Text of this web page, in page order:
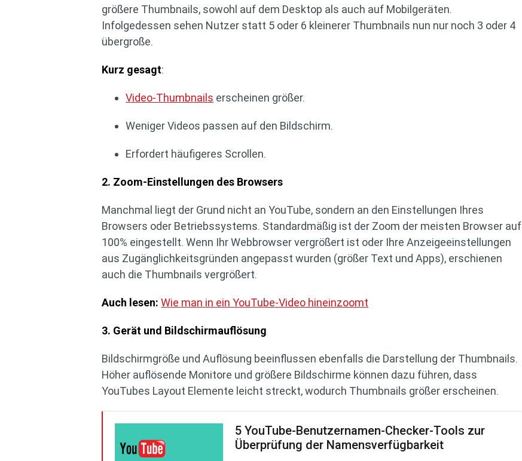
größere Thumbnails, sowohl auf dem Desktop als auch auf Mobilgeräten.
Infolgedessen sehen Nutzer statt 5 oder 6 kleinerer Thumbnails nun nur noch 3 oder 4
übergroße.
Kurz gesagt:
Video-Thumbnails erscheinen größer.
Weniger Videos passen auf den Bildschirm.
Erfordert häufigeres Scrollen.
2. Zoom-Einstellungen des Browsers
Manchmal liegt der Grund nicht an YouTube, sondern an den Einstellungen Ihres
Browsers oder Betriebssystems. Standardmäßig ist der Zoom der meisten Browser auf
100% eingestellt. Wenn Ihr Webbrowser vergrößert ist oder Ihre Anzeigeeinstellungen
aus Zugänglichkeitsgründen angepasst wurden (größer Text und Apps), erschienen
auch die Thumbnails vergrößert.
Auch lesen: Wie man in ein YouTube-Video hineinzoomt
3. Gerät und Bildschirmauflösung
Bildschirmgröße und Auflösung beeinflussen ebenfalls die Darstellung der Thumbnails.
Höher auflösende Monitore und größere Bildschirme können dazu führen, dass
YouTubes Layout Elemente leicht streckt, wodurch Thumbnails größer erscheinen.
5 YouTube-Benutzernamen-Checker-Tools zur
Überprüfung der Namensverfügbarkeit